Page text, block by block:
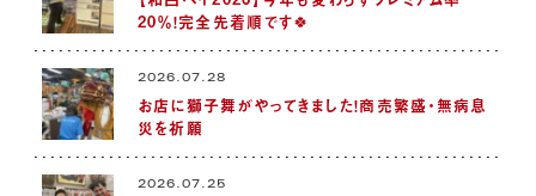
20％！完全先着順です🍀
2026.07.28
お店に獅子舞がやってきました！商売繁盛・無病息
災を祈願
2026.07.25